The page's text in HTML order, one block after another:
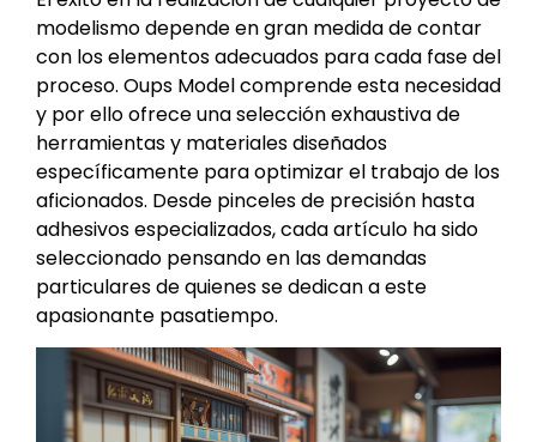
modelismo depende en gran medida de contar
con los elementos adecuados para cada fase del
proceso. Oups Model comprende esta necesidad
y por ello ofrece una selección exhaustiva de
herramientas y materiales diseñados
específicamente para optimizar el trabajo de los
aficionados. Desde pinceles de precisión hasta
adhesivos especializados, cada artículo ha sido
seleccionado pensando en las demandas
particulares de quienes se dedican a este
apasionante pasatiempo.